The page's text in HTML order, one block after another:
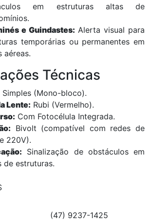
em estruturas altas de
e Guindastes: Alerta visual para
temporárias ou permanentes em
aéreas.
Técnicas
Simples (Mono-bloco).
Lente: Rubi (Vermelho).
Com Fotocélula Integrada.
Bivolt (compatível com redes de
220V).
Sinalização de obstáculos em
de estruturas.
(47) 9237-1425